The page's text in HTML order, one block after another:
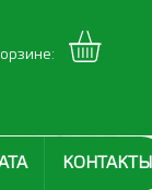
КОНТАКТЫ